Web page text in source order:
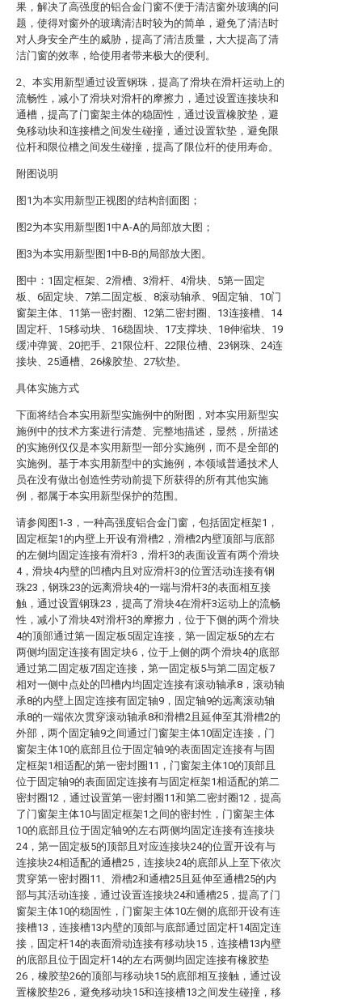
果，解决了高强度的铝合金门窗不便于清洁窗外玻璃的问
题，使得对窗外的玻璃清洁时较为的简单，避免了清洁时
对人身安全产生的威胁，提高了清洁质量，大大提高了清
洁门窗的效率，给使用者带来极大的便利。
2、本实用新型通过设置钢珠，提高了滑块在滑杆运动上的
流畅性，减小了滑块对滑杆的摩擦力，通过设置连接块和
通槽，提高了门窗架主体的稳固性，通过设置橡胶垫，避
免移动块和连接槽之间发生碰撞，通过设置软垫，避免限
位杆和限位槽之间发生碰撞，提高了限位杆的使用寿命。
附图说明
图1为本实用新型正视图的结构剖面图；
图2为本实用新型图1中A-A的局部放大图；
图3为本实用新型图1中B-B的局部放大图。
图中：1固定框架、2滑槽、3滑杆、4滑块、5第一固定
板、6固定块、7第二固定板、8滚动轴承、9固定轴、10门
窗架主体、11第一密封圈、12第二密封圈、13连接槽、14
固定杆、15移动块、16稳固块、17支撑块、18伸缩块、19
缓冲弹簧、20把手、21限位杆、22限位槽、23钢珠、24连
接块、25通槽、26橡胶垫、27软垫。
具体实施方式
下面将结合本实用新型实施例中的附图，对本实用新型实
施例中的技术方案进行清楚、完整地描述，显然，所描述
的实施例仅仅是本实用新型一部分实施例，而不是全部的
实施例。基于本实用新型中的实施例，本领域普通技术人
员在没有做出创造性劳动前提下所获得的所有其他实施
例，都属于本实用新型保护的范围。
请参阅图1-3，一种高强度铝合金门窗，包括固定框架1，
固定框架1的内壁上开设有滑槽2，滑槽2内壁顶部与底部
的左侧均固定连接有滑杆3，滑杆3的表面设置有两个滑块
4，滑块4内壁的凹槽内且对应滑杆3的位置活动连接有钢
珠23，钢珠23的远离滑块4的一端与滑杆3的表面相互接
触，通过设置钢珠23，提高了滑块4在滑杆3运动上的流畅
性，减小了滑块4对滑杆3的摩擦力，位于下侧的两个滑块
4的顶部通过第一固定板5固定连接，第一固定板5的左右
两侧均固定连接有固定块6，位于上侧的两个滑块4的底部
通过第二固定板7固定连接，第一固定板5与第二固定板7
相对一侧中点处的凹槽内均固定连接有滚动轴承8，滚动轴
承8的内壁上固定连接有固定轴9，固定轴9的远离滚动轴
承8的一端依次贯穿滚动轴承8和滑槽2且延伸至其滑槽2的
外部，两个固定轴9之间通过门窗架主体10固定连接，门
窗架主体10的底部且位于固定轴9的表面固定连接有与固
定框架1相适配的第一密封圈11，门窗架主体10的顶部且
位于固定轴9的表面固定连接有与固定框架1相适配的第二
密封圈12，通过设置第一密封圈11和第二密封圈12，提高
了门窗架主体10与固定框架1之间的密封性，门窗架主体
10的底部且位于固定轴9的左右两侧均固定连接有连接块
24，第一固定板5的顶部且对应连接块24的位置开设有与
连接块24相适配的通槽25，连接块24的底部从上至下依次
贯穿第一密封圈11、滑槽2和通槽25且延伸至通槽25的内
部与其活动连接，通过设置连接块24和通槽25，提高了门
窗架主体10的稳固性，门窗架主体10左侧的底部开设有连
接槽13，连接槽13内壁的顶部与底部通过固定杆14固定连
接，固定杆14的表面滑动连接有移动块15，连接槽13内壁
的底部且位于固定杆14的左右两侧均固定连接有橡胶垫
26，橡胶垫26的顶部与移动块15的底部相互接触，通过设
置橡胶垫26，避免移动块15和连接槽13之间发生碰撞，移